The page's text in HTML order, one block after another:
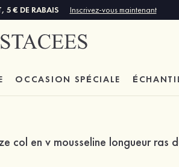
5 € DE RABAIS Inscrivez-vous maintenant
OCCASION SPÉCIALE
col en v mousseline longueur ras